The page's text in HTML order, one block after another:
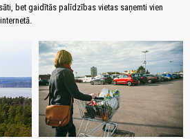
bet gaidītās palīdzības vietas saņemti vien